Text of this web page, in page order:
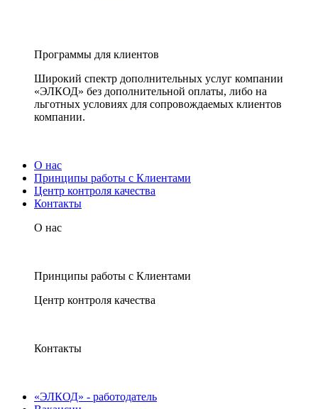
Программы для клиентов
Широкий спектр дополнительных услуг компании
«ЭЛКОД» без дополнительной оплаты, либо на
льготных условиях для сопровождаемых клиентов
компании.
О нас
Принципы работы с Клиентами
Центр контроля качества
Контакты
О нас
Принципы работы с Клиентами
Центр контроля качества
Контакты
«ЭЛКОД» - работодатель